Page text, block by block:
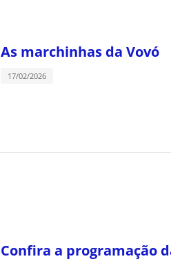
As marchinhas da Vovó
17/02/2026
Confira a programação